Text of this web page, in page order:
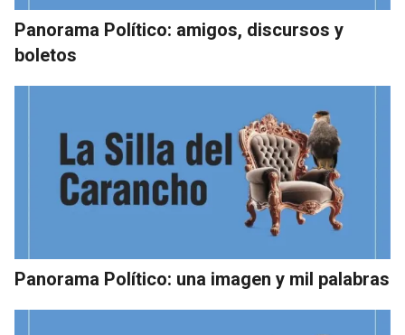
Panorama Político: amigos, discursos y
boletos
Panorama Político: una imagen y mil palabras